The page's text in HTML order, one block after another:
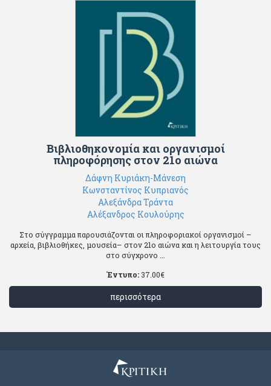
Βιβλιοθηκονομία και οργανισμοί
πληροφόρησης στον 21ο αιώνα
Δάφνη Κυριάκη-Μάνεση
Κωνσταντίνος Κυπριανός
Αλεξάνδρα Τράντα
Αλέξανδρος Κουλούρης
Στο σύγγραμμα παρουσιάζονται οι πληροφοριακοί οργανισμοί –
αρχεία, βιβλιοθήκες, μουσεία– στον 21ο αιώνα και η λειτουργία τους
στο σύγχρονο ...
Έντυπο: 37.00€
περισσότερα